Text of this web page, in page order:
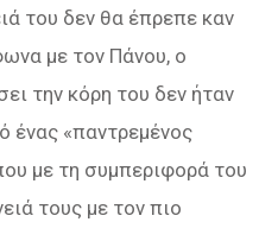
του δεν θα έπρεπε καν
με τον Πάνου, ο
την κόρη του δεν ήταν
ένας «παντρεμένος
με τη συμπεριφορά του
τους με τον πιο